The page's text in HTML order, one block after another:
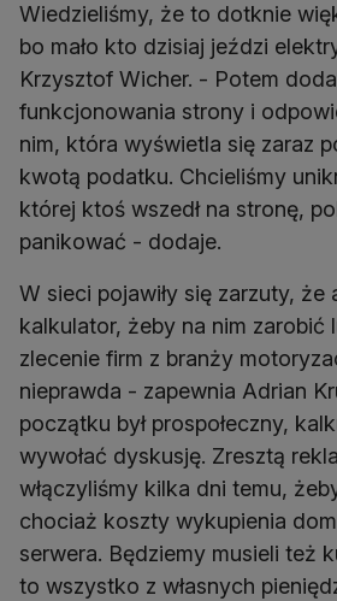
Wiedzieliśmy, że to dotknie
bo mało kto dzisiaj jeździ
Krzysztof Wicher. - Potem
funkcjonowania strony i
nim, która wyświetla się zaraz
kwotą podatku. Chcieliśmy
której ktoś wszedł na stronę,
panikować - dodaje.
W sieci pojawiły się zarzuty,
kalkulator, żeby na nim zarobić
zlecenie firm z branży
nieprawda - zapewnia Adrian
początku był prospołeczny,
wywołać dyskusję. Zresztą
włączyliśmy kilka dni temu,
chociaż koszty wykupienia
serwera. Będziemy musieli też
to wszystko z własnych